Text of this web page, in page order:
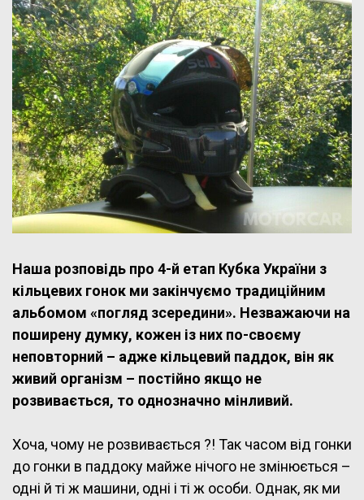
Наша розповідь про 4-й етап Кубка України з
кільцевих гонок ми закінчуємо традиційним
альбомом «погляд зсередини». Незважаючи на
поширену думку, кожен із них по-своєму
неповторний – адже кільцевий паддок, він як
живий організм – постійно якщо не
розвивається, то однозначно мінливий.
Хоча, чому не розвивається ?! Так часом від гонки
до гонки в паддоку майже нічого не змінюється –
одні й ті ж машини, одні і ті ж особи. Однак, як ми